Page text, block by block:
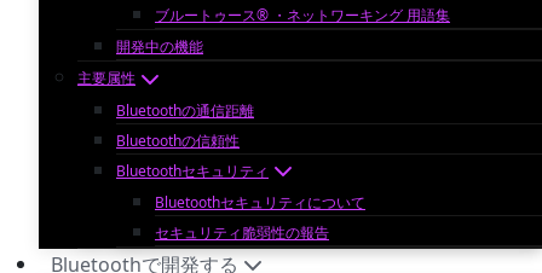
ブルートゥース® ・ネットワーキング 用語集
開発中の機能
主要属性
Bluetoothの通信距離
Bluetoothの信頼性
Bluetoothセキュリティ
Bluetoothセキュリティについて
セキュリティ脆弱性の報告
Bluetoothで開発する